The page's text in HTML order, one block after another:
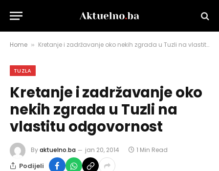
Home » Kretanje i zadržavanje oko nekih zgrada u Tuzli na vlastitu odgovornost
TUZLA
Kretanje i zadržavanje oko
nekih zgrada u Tuzli na
vlastitu odgovornost
Byaktuelno.ba jan 20, 2014 1 Min Read
Podijeli